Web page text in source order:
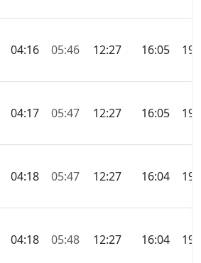
04:16 05:46 12:27 16:05
04:17 05:47 12:27 16:05
04:18 05:47 12:27 16:04
04:18 05:48 12:27 16:04